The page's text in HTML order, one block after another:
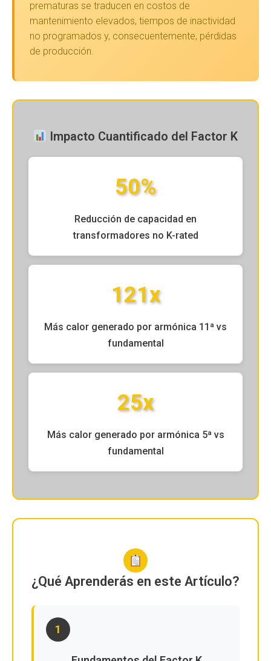
prematuras se traducen en costos de
mantenimiento elevados, tiempos de inactividad
no programados y, consecuentemente, pérdidas
de producción.
Impacto Cuantificado del Factor K
50%
Reducción de capacidad en
transformadores no K-rated
121x
Más calor generado por armónica 11ª vs
fundamental
25x
Más calor generado por armónica 5ª vs
fundamental
¿Qué Aprenderás en este Artículo?
1